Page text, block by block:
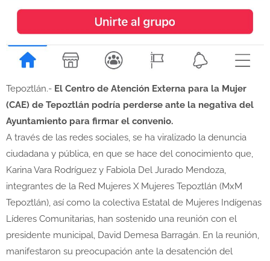
Tepoztlán.- El Centro de Atención Externa para la Mujer
(CAE) de Tepoztlán podría perderse ante la negativa del
Ayuntamiento para firmar el convenio.
A través de las redes sociales, se ha viralizado la denuncia
ciudadana y pública, en que se hace del conocimiento que,
Karina Vara Rodríguez y Fabiola Del Jurado Mendoza,
integrantes de la Red Mujeres X Mujeres Tepoztlán (MxM
Tepoztlán), así como la colectiva Estatal de Mujeres Indígenas
Líderes Comunitarias, han sostenido una reunión con el
presidente municipal, David Demesa Barragán. En la reunión,
manifestaron su preocupación ante la desatención del